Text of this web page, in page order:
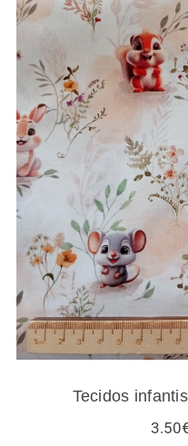
Tecidos
Tecidos
3.50